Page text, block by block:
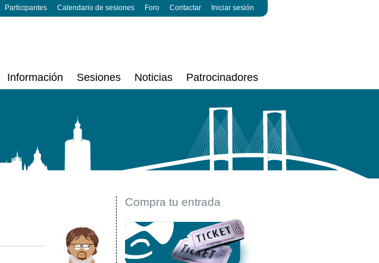
Participantes Calendario de sesiones Foro Contactar Iniciar sesión
Información Sesiones Noticias Patrocinadores
Compra tu entrada